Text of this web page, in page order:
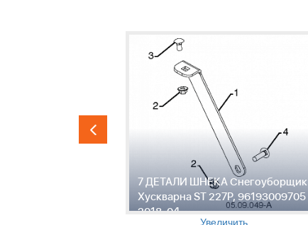
7 ДЕТАЛИ ШНЕКА Снегоуборщик
Хускварна ST 227P, 96193009705
2018-04
Увеличить